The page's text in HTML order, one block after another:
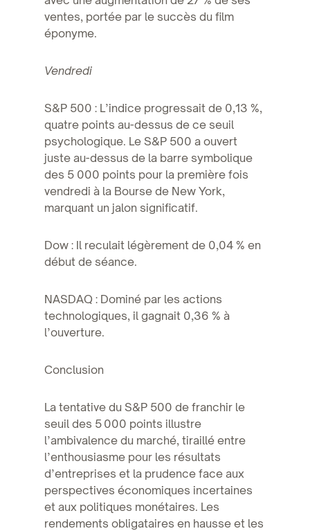
ventes, portée par le succès du film
éponyme.
Vendredi
S&P 500 : L’indice progressait de 0,13 %,
quatre points au-dessus de ce seuil
psychologique. Le S&P 500 a ouvert
juste au-dessus de la barre symbolique
des 5 000 points pour la première fois
vendredi à la Bourse de New York,
marquant un jalon significatif.
Dow : Il reculait légèrement de 0,04 % en
début de séance.
NASDAQ : Dominé par les actions
technologiques, il gagnait 0,36 % à
l’ouverture.
Conclusion
La tentative du S&P 500 de franchir le
seuil des 5 000 points illustre
l’ambivalence du marché, tiraillé entre
l’enthousiasme pour les résultats
d’entreprises et la prudence face aux
perspectives économiques incertaines
et aux politiques monétaires. Les
rendements obligataires en hausse et les